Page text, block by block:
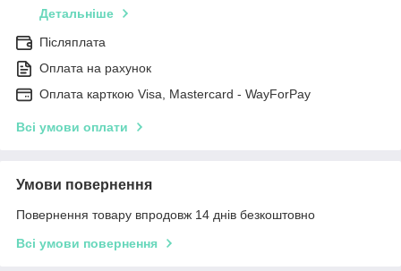
Детальніше
Післяплата
Оплата на рахунок
Оплата карткою Visa, Mastercard - WayForPay
Всі умови оплати
Умови повернення
Повернення товару впродовж 14 днів безкоштовно
Всі умови повернення